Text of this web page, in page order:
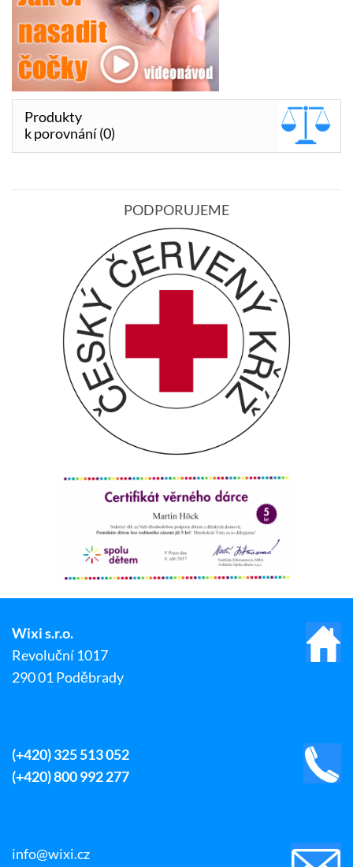
Produkty
k porovnání (0)
PODPORUJEME
Wixi s.r.o.
Revoluční 1017
290 01 Poděbrady
(+420) 325 513 052
(+420) 800 992 277
info@wixi.cz